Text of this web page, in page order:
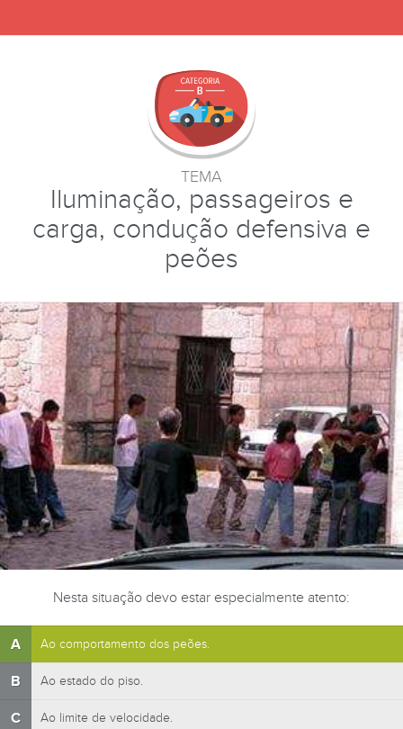
TEMA
Iluminação, passageiros e
carga, condução defensiva e
peões
Nesta situação devo estar especialmente atento:
A Ao comportamento dos peões.
B Ao estado do piso.
C Ao limite de velocidade.